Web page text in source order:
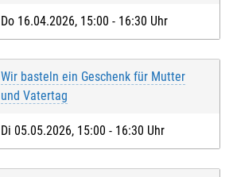
Do 16.04.2026, 15:00 - 16:30 Uhr
Wir basteln ein Geschenk für Mutter
und Vatertag
Di 05.05.2026, 15:00 - 16:30 Uhr